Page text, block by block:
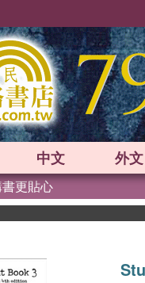
中文 外文
更貼心